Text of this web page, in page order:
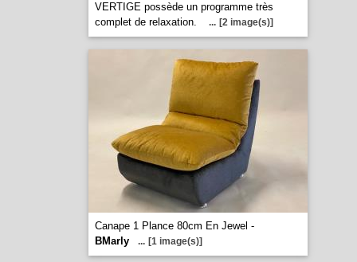
VERTIGE possède un programme très
complet de relaxation.
... [2 image(s)]
Canape 1 Plance 80cm En Jewel -
BMarly
... [1 image(s)]